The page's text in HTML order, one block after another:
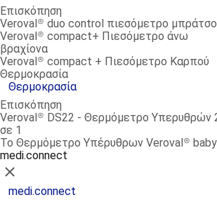
Επισκόπηση
Veroval® duo control πιεσόμετρο
Veroval® compact+ Πιεσόμετρο άνω
βραχίονα
Veroval® compact + Πιεσόμετρο Καρπού
Θερμοκρασία
Θερμοκρασία
Επισκόπηση
Veroval® DS22 - Θερμόμετρο Υπερυθρών
σε 1
Το Θερμόμετρο Υπέρυθρων Veroval® baby
medi.connect
Κλείσιμο
medi.connect